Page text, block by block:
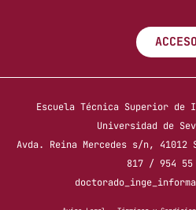
ACCESO
Escuela Técnica Superior
Universidad de
Avda. Reina Mercedes s/n,
817 / 954 55